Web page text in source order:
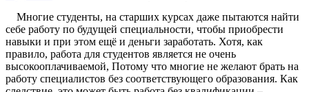
Многие студенты, на старших курсах даже пытаются найти
себе работу по будущей специальности, чтобы приобрести
навыки и при этом ещё и деньги заработать. Хотя, как
правило, работа для студентов является не очень
высокооплачиваемой, Потому что многие не желают брать на
работу специалистов без соответствующего образования. Как